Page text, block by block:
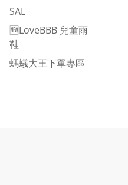
SAL
🆕LoveBBB 兒童雨
鞋
螞蟻大王下單專區